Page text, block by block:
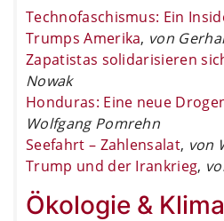
Technofaschismus: Ein
Trumps Amerika, von
Zapatistas solidarisieren
Nowak
Honduras: Eine neue
Wolfgang Pomrehn
Seefahrt – Zahlensalat, von
Trump und der Irankrieg,
Ökologie & Klima